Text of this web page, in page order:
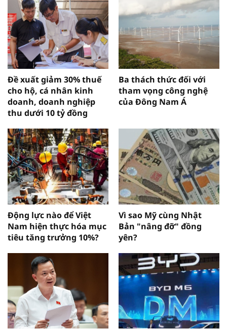
Đề xuất giảm 30% thuế
cho hộ, cá nhân kinh
doanh, doanh nghiệp
thu dưới 10 tỷ đồng
Ba thách thức đối với
tham vọng công nghệ
của Đông Nam Á
Động lực nào để Việt
Nam hiện thực hóa mục
tiêu tăng trưởng 10%?
Vì sao Mỹ cùng Nhật
Bản "nâng đỡ" đồng
yên?